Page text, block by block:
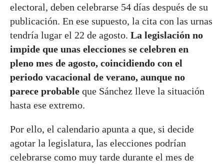
electoral, deben celebrarse 54 días después de su
publicación. En ese supuesto, la cita con las urnas
tendría lugar el 22 de agosto. La legislación no
impide que unas elecciones se celebren en
pleno mes de agosto, coincidiendo con el
periodo vacacional de verano, aunque no
parece probable que Sánchez lleve la situación
hasta ese extremo.
Por ello, el calendario apunta a que, si decide
agotar la legislatura, las elecciones podrían
celebrarse como muy tarde durante el mes de